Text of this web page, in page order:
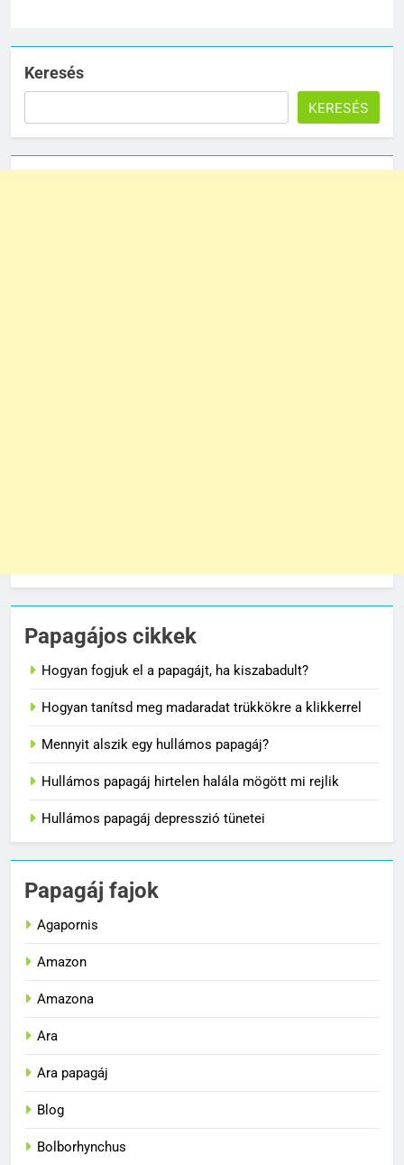
Keresés
KERESÉS
Papagájos cikkek
Hogyan fogjuk el a papagájt, ha kiszabadult?
Hogyan tanítsd meg madaradat trükkökre a klikkerrel
Mennyit alszik egy hullámos papagáj?
Hullámos papagáj hirtelen halála mögött mi rejlik
Hullámos papagáj depresszió tünetei
Papagáj fajok
Agapornis
Amazon
Amazona
Ara
Ara papagáj
Blog
Bolborhynchus